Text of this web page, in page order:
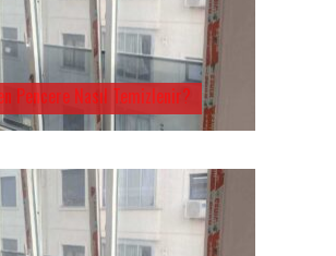
Pencere Nasıl Temizlenir?